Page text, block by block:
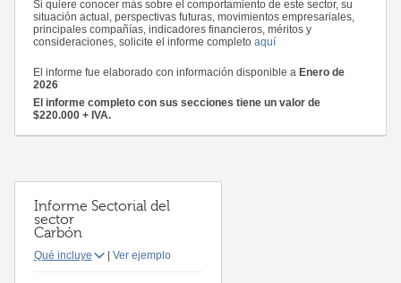
Si quiere conocer más sobre el comportamiento de este sector, su
situación actual, perspectivas futuras, movimientos empresariales,
principales compañías, indicadores financieros, méritos y
consideraciones, solicite el informe completo aquí
El informe fue elaborado con información disponible a Enero de
2026
El informe completo con sus secciones tiene un valor de
$220.000 + IVA.
Informe Sectorial del
sector
Carbón
Qué incluye | Ver ejemplo